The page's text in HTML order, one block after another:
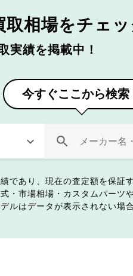
取相場をチェ
実績を掲載中！
今すぐここから検索
であり、現在の査定額を保証
・市場相場・カスタムパーツ
ルはデータが表示されない場